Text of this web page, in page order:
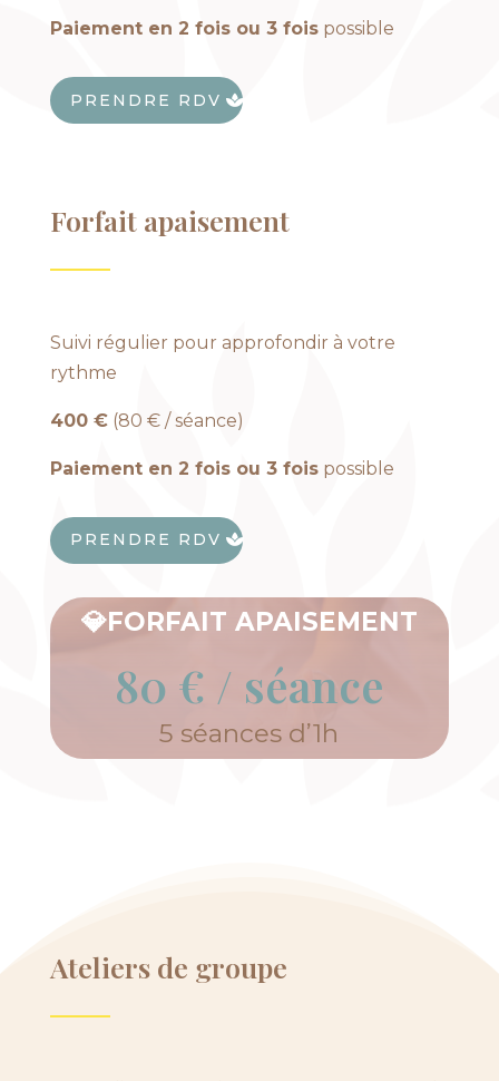
Paiement en 2 fois ou 3 foispossible
PRENDRE RDV
Forfait apaisement
Suivi régulier pour approfondir à votre
rythme
400 €(80 € / séance)
Paiement en 2 fois ou 3 foispossible
PRENDRE RDV
💎FORFAIT APAISEMENT
80 € / séance
5 séances d’1h
Ateliers de groupe